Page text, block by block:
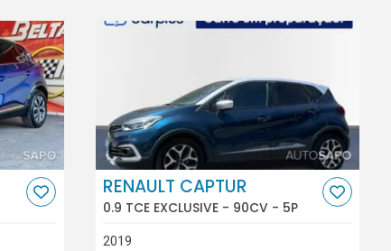
RENAULT CAPTUR
0.9 TCE EXCLUSIVE - 90CV - 5P
2019